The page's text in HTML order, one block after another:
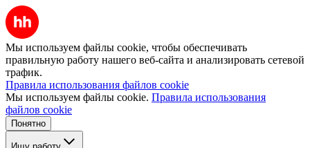
Мы используем файлы cookie, чтобы обеспечивать
правильную работу нашего веб-сайта и анализировать сетевой
трафик.
Правила использования файлов cookie
Мы используем файлы cookie. Правила использования
файлов cookie
Понятно